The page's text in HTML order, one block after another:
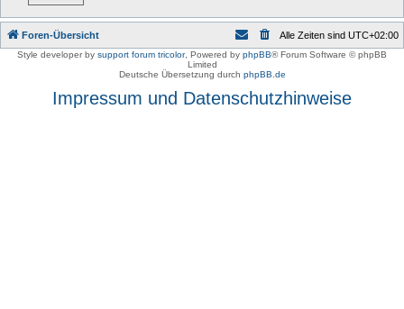
Foren-Übersicht Alle Zeiten sind UTC+02:00
Style developer by support forum tricolor, Powered by phpBB® Forum Software © phpBB
Limited
Deutsche Übersetzung durch phpBB.de
Impressum und Datenschutzhinweise